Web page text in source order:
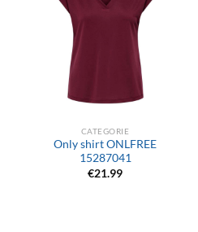
CATEGORIE
Only shirt ONLFREE
15287041
€21.99